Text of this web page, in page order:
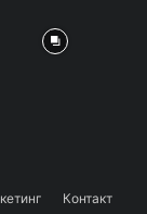
Контакт